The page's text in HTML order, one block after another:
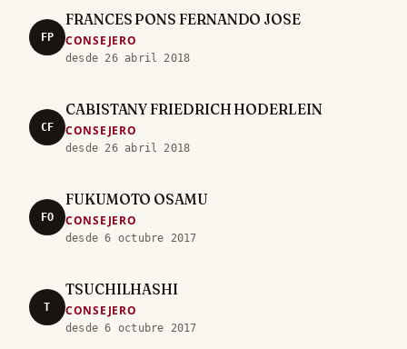
FP
FRANCES PONS FERNANDO JOSE
CONSEJERO
desde 26 abril 2018
CF
CABISTANY FRIEDRICH HODERLEIN
CONSEJERO
desde 26 abril 2018
FO
FUKUMOTO OSAMU
CONSEJERO
desde 6 octubre 2017
T
TSUCHILHASHI
CONSEJERO
desde 6 octubre 2017